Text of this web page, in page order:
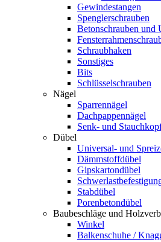
Gewindestangen
Spenglerschrauben
Betonschrauben und
Schraubhaken
Sonstiges
Bits
Schlüsselschrauben
Nägel
Sparrennägel
Dachpappennägel
Senk- und
Dübel
Universal- und
Dämmstoffdübel
Gipskartondübel
Stabdübel
Porenbetondübel
Baubeschläge und
Winkel
Balkenschuhe /